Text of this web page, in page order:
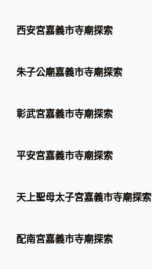
西安宮嘉義市寺廟探索
朱子公廟嘉義市寺廟探索
彰武宮嘉義市寺廟探索
平安宮嘉義市寺廟探索
天上聖母太子宮嘉義市寺廟探索
配南宮嘉義市寺廟探索